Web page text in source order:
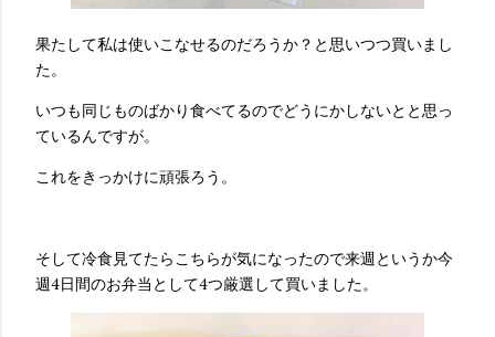
果たして私は使いこなせるのだろうか？と思いつつ買いまし
た。
いつも同じものばかり食べてるのでどうにかしないとと思っ
ているんですが。
これをきっかけに頑張ろう。
そして冷食見てたらこちらが気になったので来週というか今
週4日間のお弁当として4つ厳選して買いました。